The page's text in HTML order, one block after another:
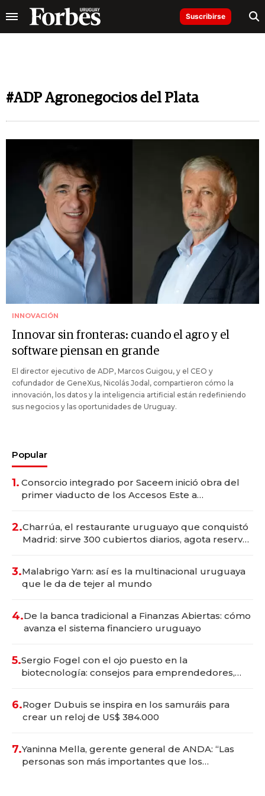
Suscribirse
#ADP Agronegocios del Plata
INNOVACIÓN
Innovar sin fronteras: cuando el agro y el
software piensan en grande
El director ejecutivo de ADP, Marcos Guigou, y el CEO y
cofundador de GeneXus, Nicolás Jodal, compartieron cómo la
innovación, los datos y la inteligencia artificial están redefiniendo
sus negocios y las oportunidades de Uruguay.
Popular
1. Consorcio integrado por Saceem inició obra del
primer viaducto de los Accesos Este a
2.Charrúa, el restaurante uruguayo que conquistó
Madrid: sirve 300 cubiertos diarios, agota reservas
3.Malabrigo Yarn: así es la multinacional uruguaya
que le da de tejer al mundo
4.De la banca tradicional a Finanzas Abiertas: cómo
avanza el sistema financiero uruguayo
5.Sergio Fogel con el ojo puesto en la
biotecnología: consejos para emprendedores,
6.Roger Dubuis se inspira en los samuráis para
crear un reloj de US$ 384.000
7.Yaninna Mella, gerente general de ANDA: “Las
personas son más importantes que los